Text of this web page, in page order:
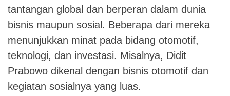
tantangan global dan berperan dalam dunia
bisnis maupun sosial. Beberapa dari mereka
menunjukkan minat pada bidang otomotif,
teknologi, dan investasi. Misalnya, Didit
Prabowo dikenal dengan bisnis otomotif dan
kegiatan sosialnya yang luas.